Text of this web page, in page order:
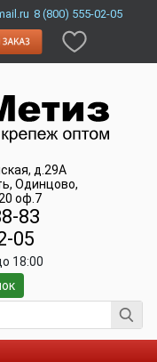
8 (800) 555-02-05
д.29А
Одинцово,
оф.7
83
05
18:00